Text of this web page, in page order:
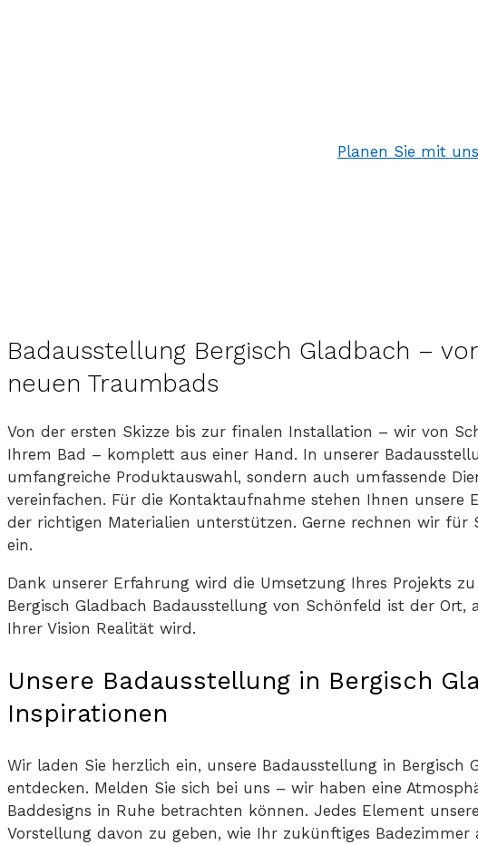
Planen Sie mit
Badausstellung Bergisch Gladbach –
neuen Traumbads
Von der ersten Skizze bis zur finalen Installation – wir von
Ihrem Bad – komplett aus einer Hand. In unserer
umfangreiche Produktauswahl, sondern auch umfassende
vereinfachen. Für die Kontaktaufnahme stehen Ihnen unsere
der richtigen Materialien unterstützen. Gerne rechnen wir
ein.
Dank unserer Erfahrung wird die Umsetzung Ihres Projekts
Bergisch Gladbach Badausstellung von Schönfeld ist der
Ihrer Vision Realität wird.
Unsere Badausstellung in Bergisch
Inspirationen
Wir laden Sie herzlich ein, unsere Badausstellung in
entdecken. Melden Sie sich bei uns – wir haben eine
Baddesigns in Ruhe betrachten können. Jedes Element
Vorstellung davon zu geben, wie Ihr zukünftiges Badezimmer